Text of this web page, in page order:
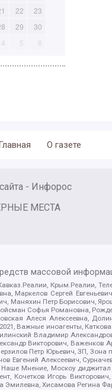
22
23
29
30
4 5 6
Главная О газете
- Инфорос
МЕСТА
массовой
Крым.Реалии,
Маркелов Сергей
Маняхин Петр Борисович,
Софья Романовна,
Алеся Алексеевна,
2021, Важные иноагенты,
Владимир
Викторович,
Петр Юрьевич, ЗП,
Евгений Алексеевич,
Мнение, Москоу
Кочетков Игорь
Эмилевна, Хисамова Регина